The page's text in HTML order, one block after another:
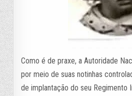
Como é de praxe, a Autoridade
por meio de suas notinhas
de implantação do seu Regimento